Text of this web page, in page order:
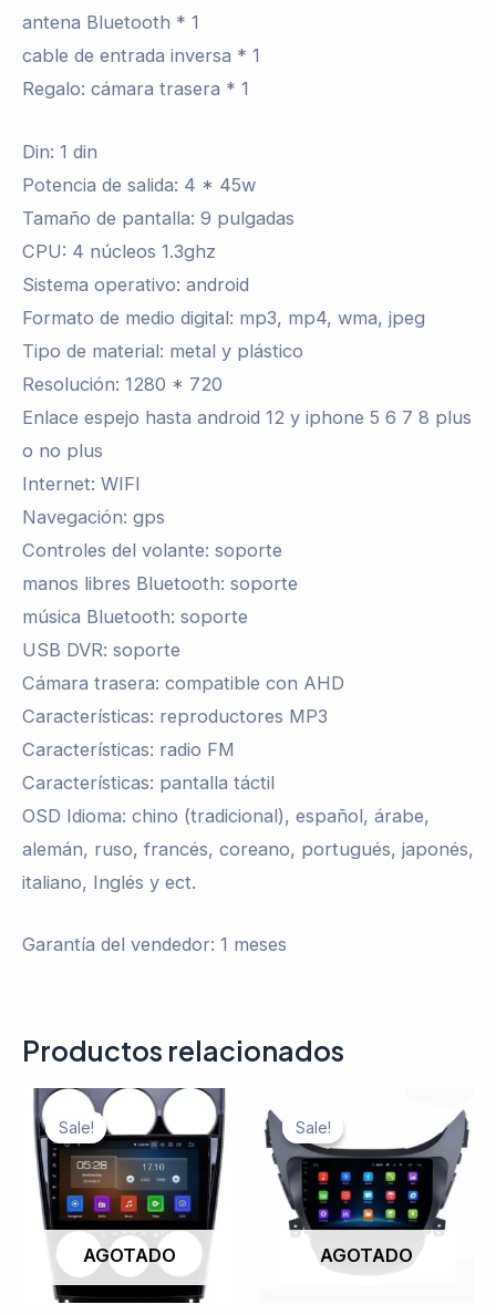
antena Bluetooth * 1
cable de entrada inversa * 1
Regalo: cámara trasera * 1
Din: 1 din
Potencia de salida: 4 * 45w
Tamaño de pantalla: 9 pulgadas
CPU: 4 núcleos 1.3ghz
Sistema operativo: android
Formato de medio digital: mp3, mp4, wma, jpeg
Tipo de material: metal y plástico
Resolución: 1280 * 720
Enlace espejo hasta android 12 y iphone 5 6 7 8 plus
o no plus
Internet: WIFI
Navegación: gps
Controles del volante: soporte
manos libres Bluetooth: soporte
música Bluetooth: soporte
USB DVR: soporte
Cámara trasera: compatible con AHD
Características: reproductores MP3
Características: radio FM
Características: pantalla táctil
OSD Idioma: chino (tradicional), español, árabe,
alemán, ruso, francés, coreano, portugués, japonés,
italiano, Inglés y ect.
Garantía del vendedor: 1 meses
Productos relacionados
Sale!
AGOTADO
Sale! Sale!
AGOTADO
Sale!